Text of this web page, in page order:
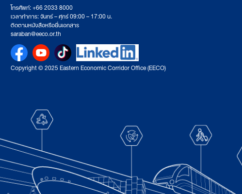
โทรศัพท์: +66 2033 8000
เวลาทำการ: จันทร์ – ศุกร์ 09:00 – 17:00 น.
ติดตามหนังสือหรือยื่นเอกสาร
saraban@eeco.or.th
Copyright © 2025 Eastern Economic Corridor Office (EECO)